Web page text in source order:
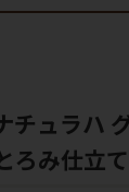
チュラ
ろみ仕立